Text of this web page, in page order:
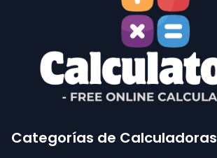
Categorías de Calculadoras